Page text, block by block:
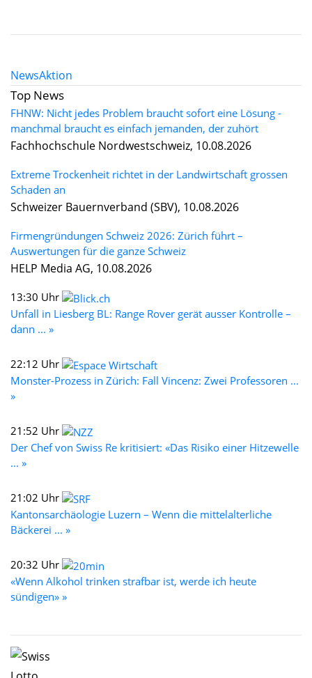
NewsAktion
Top News
FHNW: Nicht jedes Problem braucht sofort eine Lösung -
manchmal braucht es einfach jemanden, der zuhört
Fachhochschule Nordwestschweiz, 10.08.2026
Extreme Trockenheit richtet in der Landwirtschaft grossen
Schaden an
Schweizer Bauernverband (SBV), 10.08.2026
Firmengründungen Schweiz 2026: Zürich führt –
Auswertungen für die ganze Schweiz
HELP Media AG, 10.08.2026
13:30 Uhr
Unfall in Liesberg BL: Range Rover gerät ausser Kontrolle –
dann ... »
22:12 Uhr
Monster-Prozess in Zürich: Fall Vincenz: Zwei Professoren ...
»
21:52 Uhr
Der Chef von Swiss Re kritisiert: «Das Risiko einer Hitzewelle
... »
21:02 Uhr
Kantonsarchäologie Luzern – Wenn die mittelalterliche
Bäckerei ... »
20:32 Uhr
«Wenn Alkohol trinken strafbar ist, werde ich heute
sündigen» »